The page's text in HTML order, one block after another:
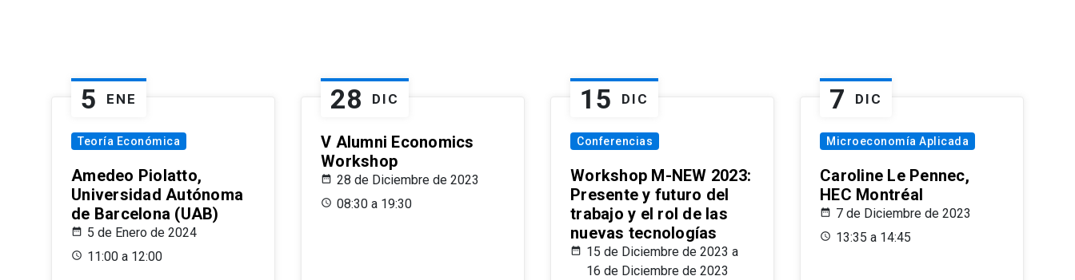
5 ENE
Teoría Económica
Amedeo Piolatto,
Universidad Autónoma
de Barcelona (UAB)
5 de Enero de 2024
11:00 a 12:00
28 DIC
V Alumni Economics
Workshop
28 de Diciembre de 2023
08:30 a 19:30
15 DIC
Conferencias
Workshop M-NEW 2023:
Presente y futuro del
trabajo y el rol de las
nuevas tecnologías
15 de Diciembre de 2023 a
16 de Diciembre de 2023
7 DIC
Microeconomía Aplicada
Caroline Le Pennec,
HEC Montréal
7 de Diciembre de 2023
13:35 a 14:45